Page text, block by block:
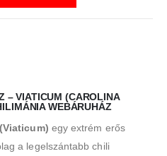
– VIATICUM (CAROLINA
WEBÁRUHÁZ
egy extrém erős
a legelszántabb chili